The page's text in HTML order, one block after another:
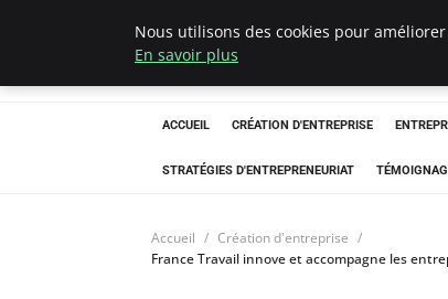
LECFCM
ACCUEIL CRÉATION D'ENTREPRISE
STRATÉGIES D'ENTREPRENEURIAT
Accueil
Création d'entreprise
France Travail innove et accompagne les
Nous utilisons des cookies pour
En savoir plus